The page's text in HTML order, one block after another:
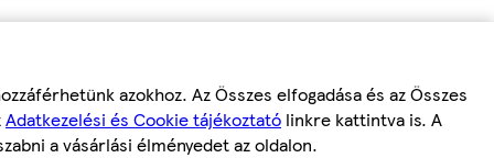
azokhoz. Az Összes elfogadása és az Összes
Adatkezelési és Cookie tájékoztató linkre kattintva is. A
a vásárlási élményedet az oldalon.